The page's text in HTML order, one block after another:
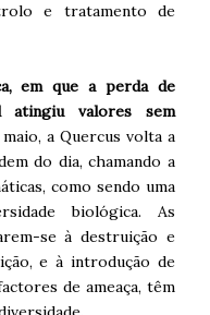
e tratamento de
em que a perda de
atingiu valores sem
a Quercus volta a
do dia, chamando a
como sendo uma
biológica. As
se à destruição e
e à introdução de
de ameaça, têm